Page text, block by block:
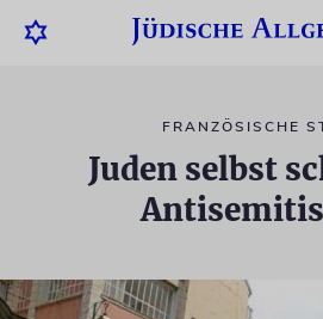
FRANZÖSISCHE
Juden selbst